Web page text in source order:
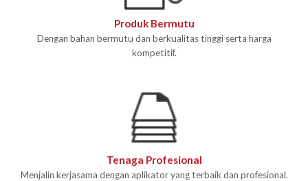
Produk Bermutu
Dengan bahan bermutu dan berkualitas tinggi serta harga
kompetitif.
Tenaga Profesional
Menjalin kerjasama dengan aplikator yang terbaik dan profesional.